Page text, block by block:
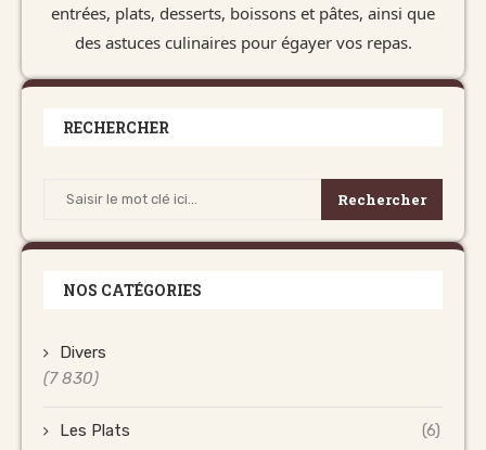
entrées, plats, desserts, boissons et pâtes, ainsi que
des astuces culinaires pour égayer vos repas.
RECHERCHER
Rechercher
NOS CATÉGORIES
Divers
(7 830)
Les Plats (6)